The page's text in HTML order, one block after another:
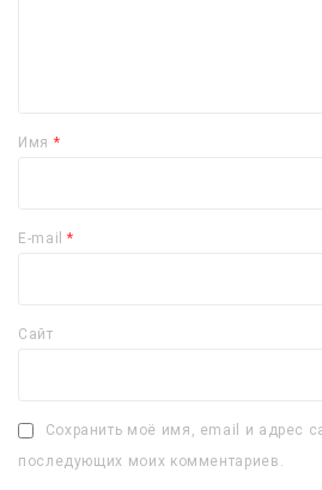
Имя *
E-mail*
Сайт
Сохранить моё имя, email и адрес
последующих моих комментариев.